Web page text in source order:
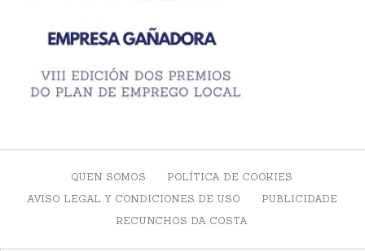
QUEN SOMOS
POLÍTICA DE COOKIES
AVISO LEGAL Y CONDICIONES DE USO
PUBLICIDADE
RECUNCHOS DA COSTA